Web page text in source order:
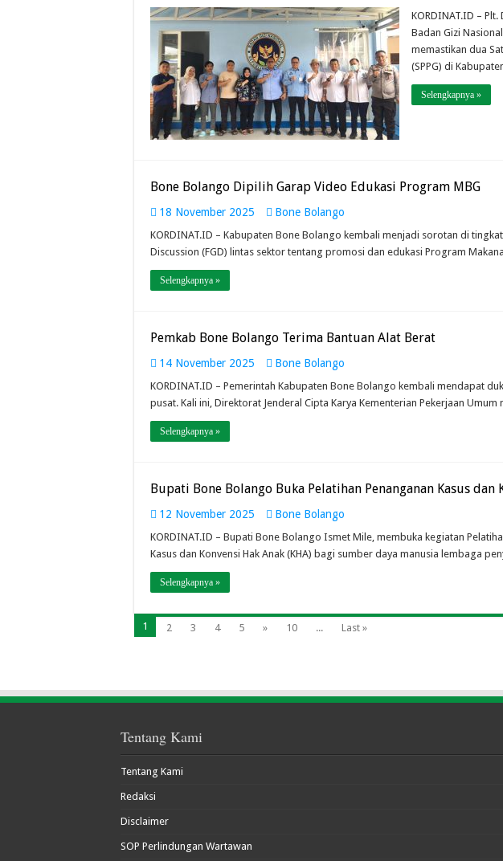
KORDINAT.ID –
Badan Gizi
memastikan dua
(SPPG) di
Selengkapnya »
Bone Bolango Dipilih Garap Video Edukasi Program MBG
18 November 2025 Bone Bolango
KORDINAT.ID – Kabupaten Bone Bolango kembali menjadi sorotan di
Discussion (FGD) lintas sektor tentang promosi dan edukasi Program
Selengkapnya »
Pemkab Bone Bolango Terima Bantuan Alat Berat
14 November 2025 Bone Bolango
KORDINAT.ID – Pemerintah Kabupaten Bone Bolango kembali mendapat
pusat. Kali ini, Direktorat Jenderal Cipta Karya Kementerian Pekerjaan
Selengkapnya »
Bupati Bone Bolango Buka Pelatihan Penanganan Kasus dan
12 November 2025 Bone Bolango
KORDINAT.ID – Bupati Bone Bolango Ismet Mile, membuka kegiatan
Kasus dan Konvensi Hak Anak (KHA) bagi sumber daya manusia lembaga
Selengkapnya »
1 2 3 4 5 » 10 ... Last »
Tentang Kami
Tentang Kami
Redaksi
Disclaimer
SOP Perlindungan Wartawan